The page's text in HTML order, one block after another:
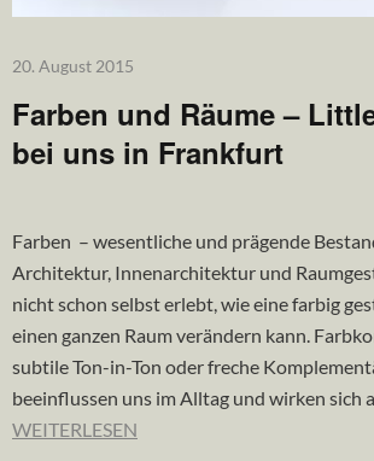
20. August 2015
Farben und Räume –
bei uns in Frankfurt
Farben – wesentliche und prägende
Architektur, Innenarchitektur und
nicht schon selbst erlebt, wie eine farbig
einen ganzen Raum verändern kann.
subtile Ton-in-Ton oder freche
beeinflussen uns im Alltag und wirken sich
WEITERLESEN